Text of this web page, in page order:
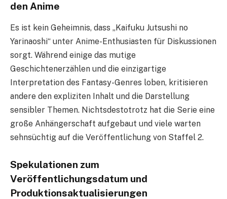
den Anime
Es ist kein Geheimnis, dass „Kaifuku Jutsushi no
Yarinaoshi“ unter Anime-Enthusiasten für Diskussionen
sorgt. Während einige das mutige
Geschichtenerzählen und die einzigartige
Interpretation des Fantasy-Genres loben, kritisieren
andere den expliziten Inhalt und die Darstellung
sensibler Themen. Nichtsdestotrotz hat die Serie eine
große Anhängerschaft aufgebaut und viele warten
sehnsüchtig auf die Veröffentlichung von Staffel 2.
Spekulationen zum
Veröffentlichungsdatum und
Produktionsaktualisierungen